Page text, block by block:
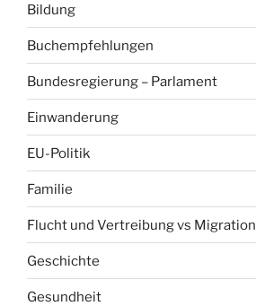
Bildung
Buchempfehlungen
Bundesregierung – Parlament
Einwanderung
EU-Politik
Familie
Flucht und Vertreibung vs Migration
Geschichte
Gesundheit